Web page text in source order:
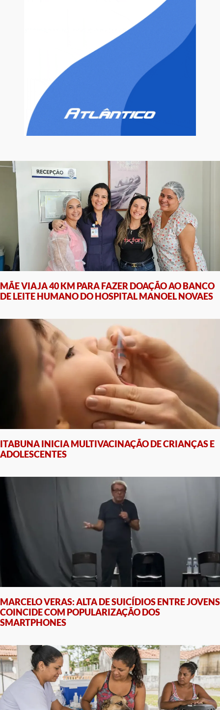
MÃE VIAJA 40 KM PARA FAZER DOAÇÃO AO BANCO
DE LEITE HUMANO DO HOSPITAL MANOEL NOVAES
ITABUNA INICIA MULTIVACINAÇÃO DE CRIANÇAS E
ADOLESCENTES
MARCELO VERAS: ALTA DE SUICÍDIOS ENTRE JOVENS
COINCIDE COM POPULARIZAÇÃO DOS
SMARTPHONES